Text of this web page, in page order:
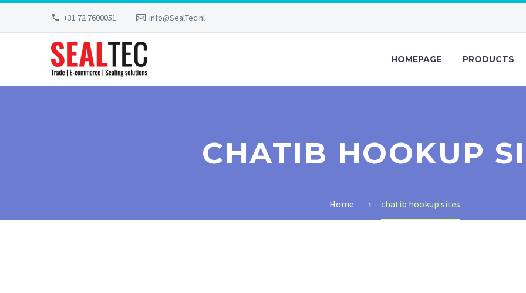
+31 72 7600051 info@SealTec.nl
HOMEPAGE PRODUCTS
CHATIB HOOKUP
Home chatib hookup sites